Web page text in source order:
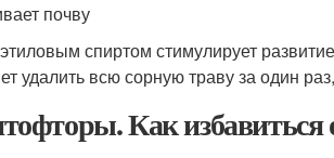
почву
спиртом стимулирует
удалить всю сорную траву за один
Как